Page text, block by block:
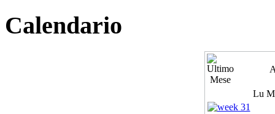
Calendario
Lu